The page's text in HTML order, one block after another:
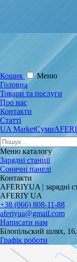
Кошик
Меню
Головна
Товари та послуги
Про нас
Контакти
Статті
UA MarketСуми
Меню каталогу
Зарядні станції
Сонячні панелі
Контакти
AFERIYUA | зарядні
AFERIY UA
+38 (066) 808-11-88
aferiyua@gmail.com
Написати нам
Білопільский шлях,
Графік роботи